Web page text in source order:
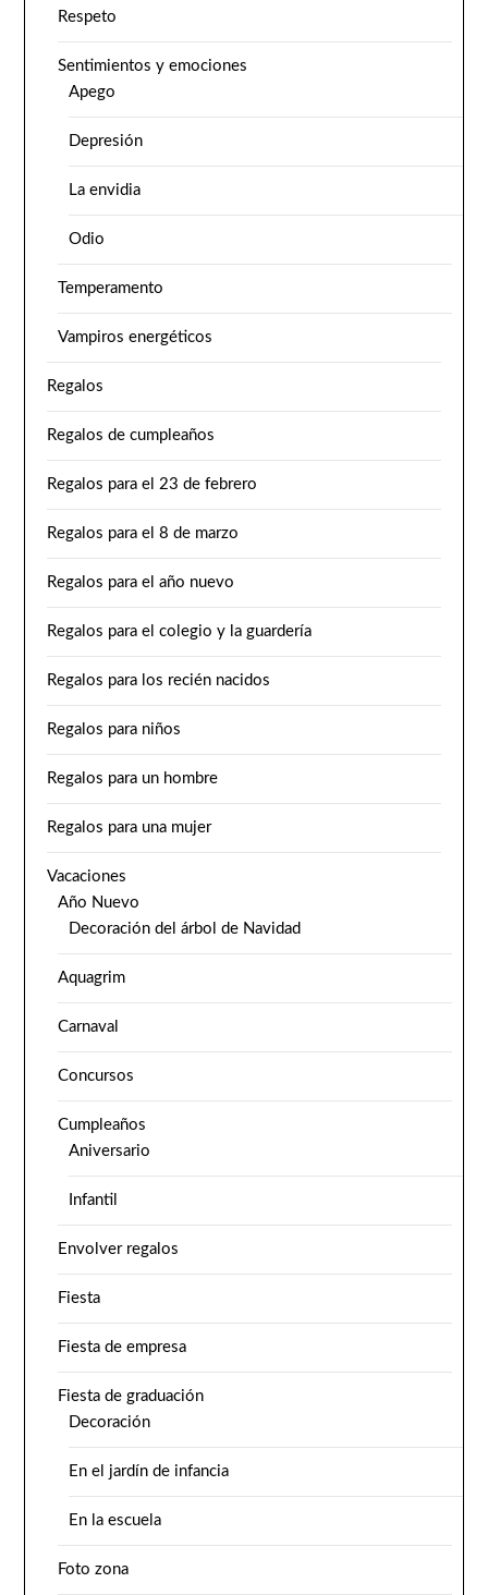
Respeto
Sentimientos y emociones
Apego
Depresión
La envidia
Odio
Temperamento
Vampiros energéticos
Regalos
Regalos de cumpleaños
Regalos para el 23 de febrero
Regalos para el 8 de marzo
Regalos para el año nuevo
Regalos para el colegio y la guardería
Regalos para los recién nacidos
Regalos para niños
Regalos para un hombre
Regalos para una mujer
Vacaciones
Año Nuevo
Decoración del árbol de Navidad
Aquagrim
Carnaval
Concursos
Cumpleaños
Aniversario
Infantil
Envolver regalos
Fiesta
Fiesta de empresa
Fiesta de graduación
Decoración
En el jardín de infancia
En la escuela
Foto zona